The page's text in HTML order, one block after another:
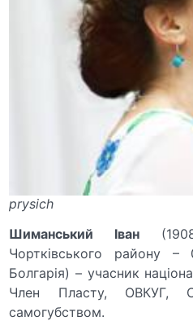
prysich
Шиманський Іван
Чортківського району
Болгарія) – учасник
Член Пласту, ОВКУГ,
самогубством.